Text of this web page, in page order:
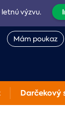
výzvu.
Mám poukaz
Darčekový